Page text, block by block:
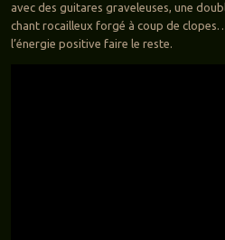
avec des guitares graveleuses, une
chant rocailleux forgé à coup de
l’énergie positive faire le reste.